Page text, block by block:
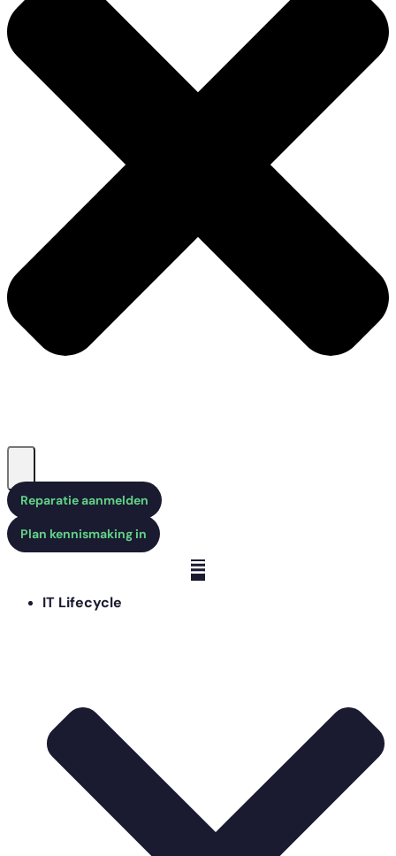
Reparatie aanmelden
Plan kennismaking in
IT Lifecycle